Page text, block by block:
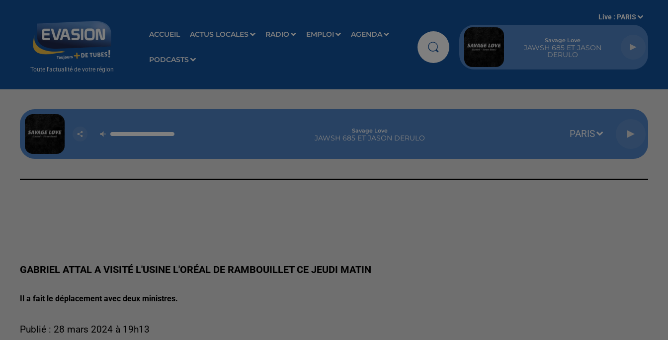
Toute l'actualité de votre région
ACCUEIL ACTUS LOCALES RADIO EMPLOI AGENDA
PODCASTS
Live : PARIS
Savage Love
JAWSH 685 ET JASON
DERULO
Savage Love
JAWSH 685 ET JASON DERULO PARIS
GABRIEL ATTAL A VISITÉ L'USINE L'ORÉAL DE RAMBOUILLET CE JEUDI MATIN
Il a fait le déplacement avec deux ministres.
Publié : 28 mars 2024 à 19h13